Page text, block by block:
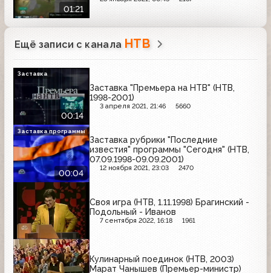
01:21
Ещё записи с канала НТВ
00:14
Заставка "Премьера на НТВ" (НТВ,
1998-2001)
3 апреля 2021, 21:46 5660
Заставка
00:04
Заставка рубрики "Последние
известия" программы "Сегодня" (НТВ,
07.09.1998-09.09.2001)
12 ноября 2021, 23:03 2470
Заставка программы
Своя игра (НТВ, 1.11.1998) Брагинский -
Подольный - Иванов
7 сентября 2022, 16:18 1961
Кулинарный поединок (НТВ, 2003)
Марат Чанышев (Премьер-министр)